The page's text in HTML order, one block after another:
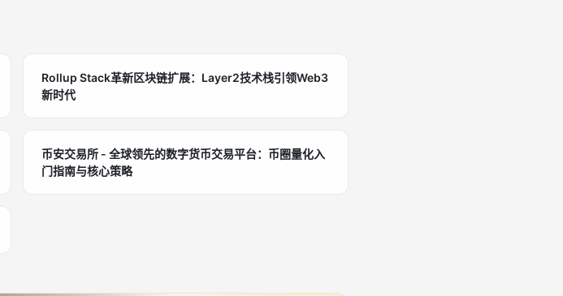
Rollup Stack革新区块链扩展：Layer2技术栈引领Web3
新时代
币安交易所 - 全球领先的数字货币交易平台：币圈量化入
门指南与核心策略